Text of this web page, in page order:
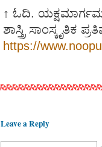
↑ ಓದಿ.
ಶಾಸ್ತ್ರಿ ಸಾಂಸ್ಕೃತಿಕ
https://
Leave a Reply